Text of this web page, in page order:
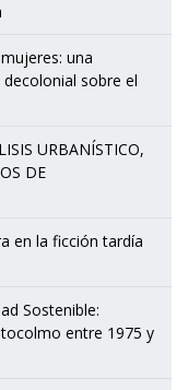
una
sobre el
URBANÍSTICO,
DE
en la ficción tardía
Sostenible:
entre 1975 y